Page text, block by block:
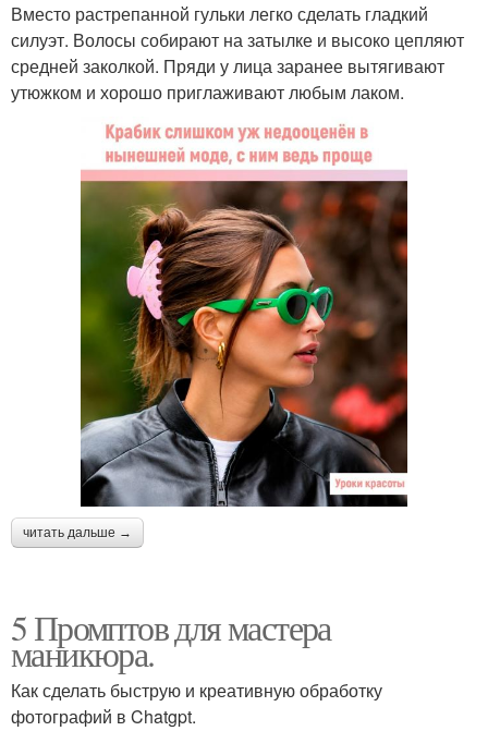
Вместо растрепанной гульки легко сделать гладкий
силуэт. Волосы собирают на затылке и высоко цепляют
средней заколкой. Пряди у лица заранее вытягивают
утюжком и хорошо приглаживают любым лаком.
читать дальше →
5 Промптов для мастера
маникюра.
Как сделать быструю и креативную обработку
фотографий в Chatgpt.